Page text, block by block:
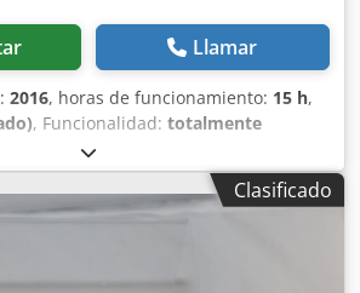
Llamar
2016, horas de funcionamiento: 15 h,
, Funcionalidad: totalmente
de máquina/vehículo:
herramientas de demostración,
funcionales: Destornillador
Desoutter E-Lit Premium ELS12-
250 a 5700 min-1 Rango de par: 3,0 a
Clasificado